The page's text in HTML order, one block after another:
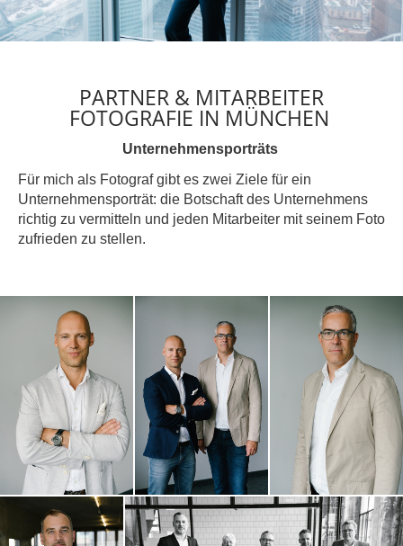
PARTNER & MITARBEITER
FOTOGRAFIE IN MÜNCHEN
Unternehmensporträts
Für mich als Fotograf gibt es zwei Ziele für ein
Unternehmensporträt: die Botschaft des Unternehmens
richtig zu vermitteln und jeden Mitarbeiter mit seinem Foto
zufrieden zu stellen.